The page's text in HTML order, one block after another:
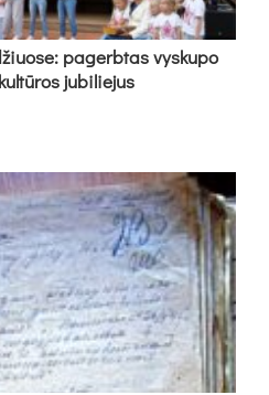
pa­gerb­tas vys­ku­po
ju­bi­lie­jus